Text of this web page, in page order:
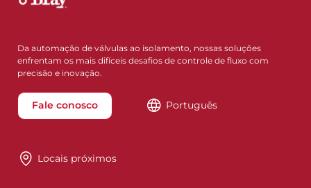
Da automação de válvulas ao isolamento, nossas soluções
enfrentam os mais difíceis desafios de controle de fluxo com
precisão e inovação.
Fale conosco Português
Locais próximos